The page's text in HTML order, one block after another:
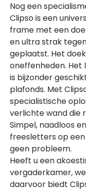
Nog een
Clipso is een
frame met een
en ultra strak
geplaatst. Het
oneffenheden.
is bijzonder
plafonds. Met
specialistische
verlichte wand die
Simpel, naadloos
freesletters op
geen probleem.
Heeft u een
vergaderkamer,
daarvoor biedt